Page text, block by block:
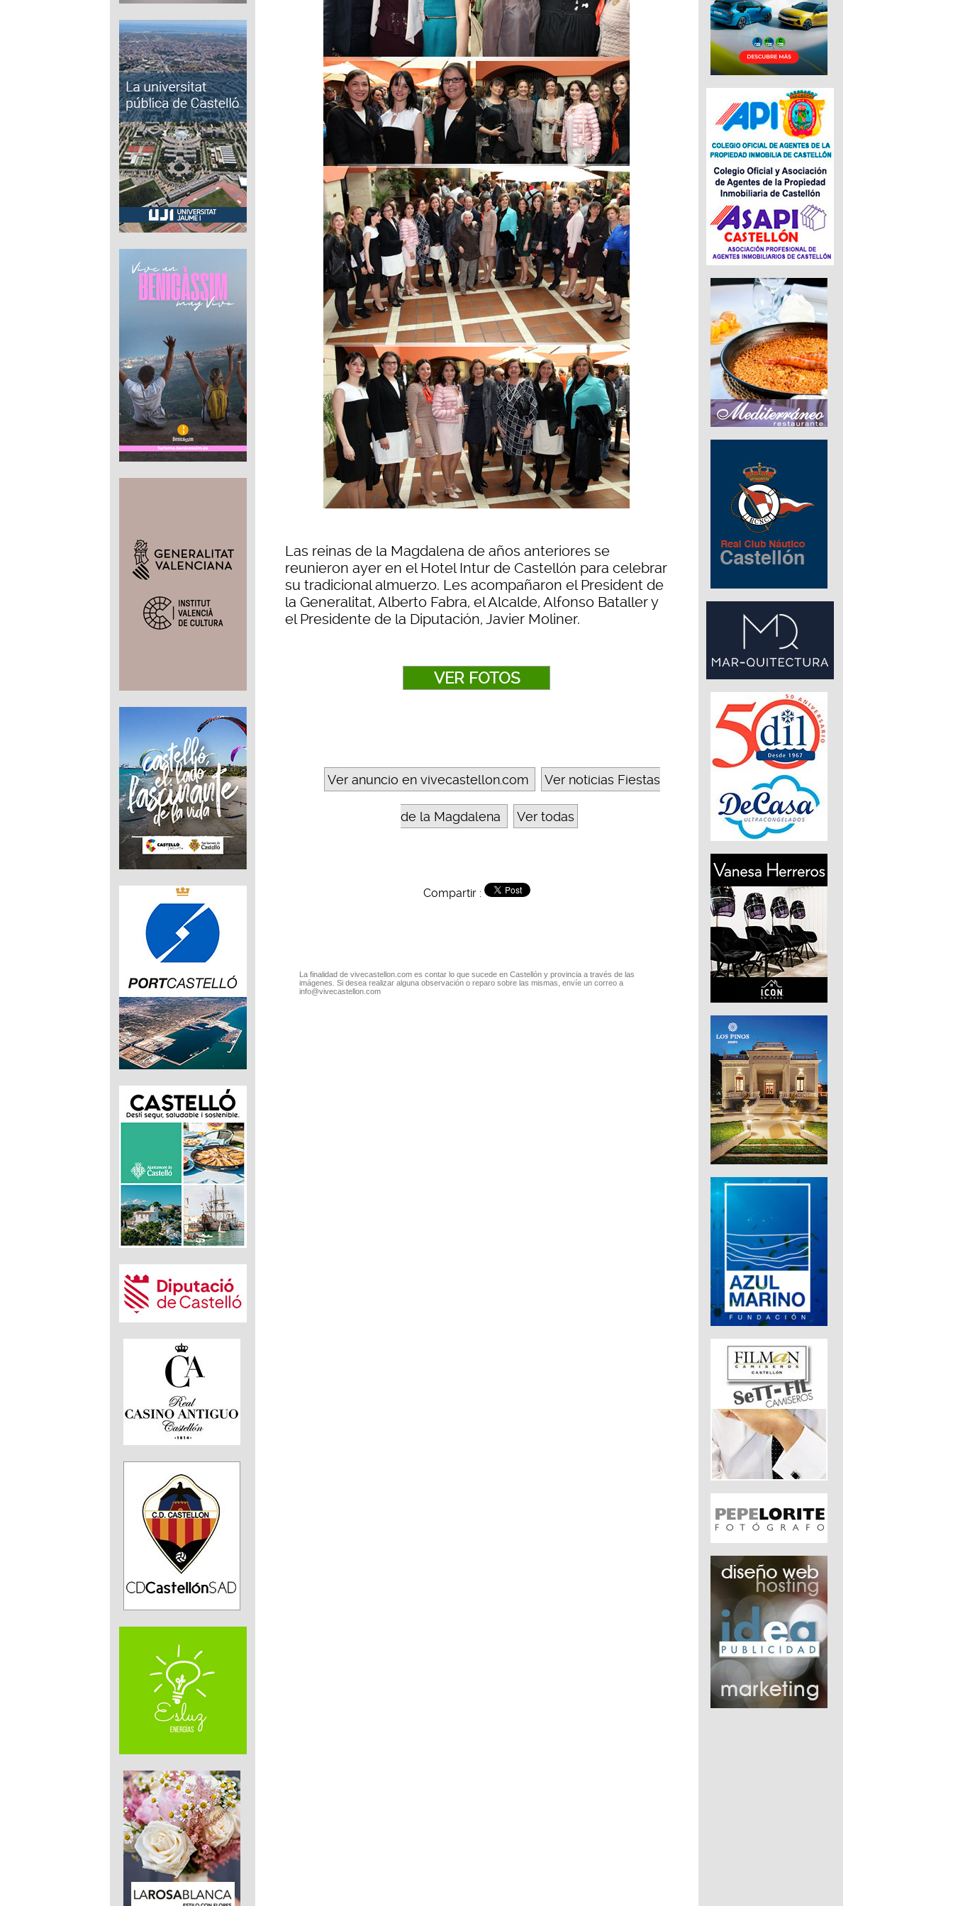
Las reinas de la Magdalena de años anteriores se
reunieron ayer en el Hotel Intur de Castellón para celebrar
su tradicional almuerzo. Les acompañaron el President de
la Generalitat, Alberto Fabra, el Alcalde, Alfonso Bataller y
el Presidente de la Diputación, Javier Moliner.
VER FOTOS
Ver anuncio en vivecastellon.com Ver noticias Fiestas
de la Magdalena Ver todas
Compartir :
La finalidad de vivecastellon.com es contar lo que sucede en Castellón y provincia a través de las
imágenes. Si desea realizar alguna observación o reparo sobre las mismas, envíe un correo a
info@vivecastellon.com